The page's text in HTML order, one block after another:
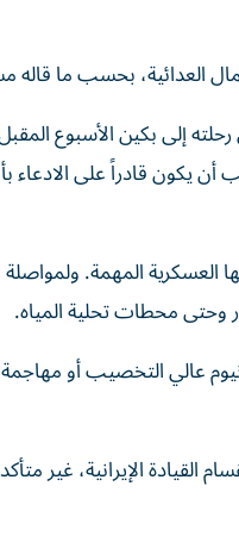
العدائية، بحسب ما
إلى بكين الأسبوع
قادراً على الادعاء
العسكرية المهمة.
محطات تحلية المياه.
عالي التخصيب أو
القيادة الإيرانية، غير